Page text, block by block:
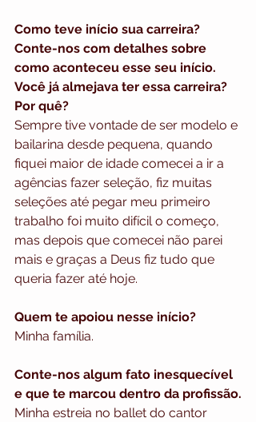
Como teve início sua carreira?
Conte-nos com detalhes sobre
como aconteceu esse seu início.
Você já almejava ter essa carreira?
Por quê?
Sempre tive vontade de ser modelo e
bailarina desde pequena, quando
fiquei maior de idade comecei a ir a
agências fazer seleção, fiz muitas
seleções até pegar meu primeiro
trabalho foi muito difícil o começo,
mas depois que comecei não parei
mais e graças a Deus fiz tudo que
queria fazer até hoje.
Quem te apoiou nesse início?
Minha família.
Conte-nos algum fato inesquecível
e que te marcou dentro da profissão.
Minha estreia no ballet do cantor